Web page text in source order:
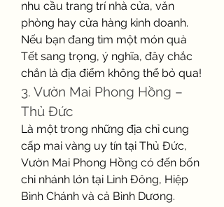
nhu cầu trang trí nhà cửa, văn
phòng hay cửa hàng kinh doanh.
Nếu bạn đang tìm một món quà
Tết sang trọng, ý nghĩa, đây chắc
chắn là địa điểm không thể bỏ qua!
3. Vườn Mai Phong Hồng –
Thủ Đức
Là một trong những địa chỉ cung
cấp mai vàng uy tín tại Thủ Đức,
Vườn Mai Phong Hồng có đến bốn
chi nhánh lớn tại Linh Đông, Hiệp
Bình Chánh và cả Bình Dương.